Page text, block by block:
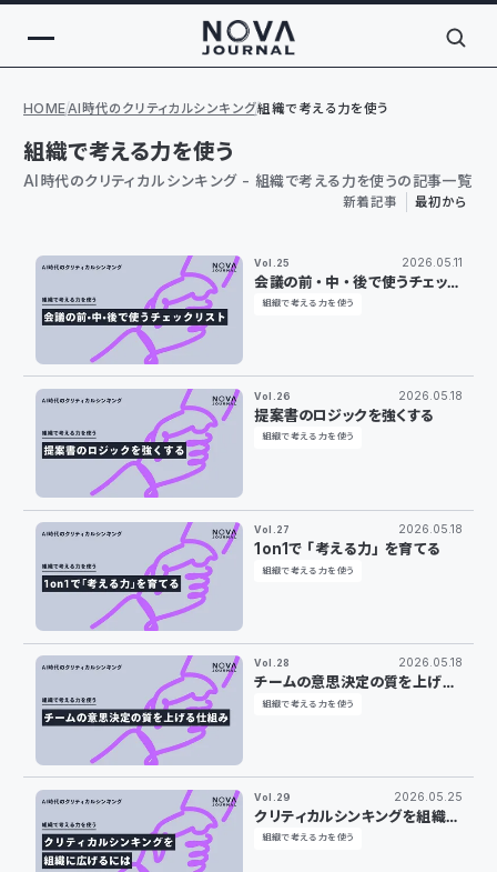
HOMEAI時代のクリティカルシンキング組織で考える力を使う
組織で考える力を使う
AI時代のクリティカルシンキング - 組織で考える力を使うの記事一覧
新着記事 最初から
Vol.25 2026.05.11
会議の前・中・後で使うチェック
リスト
組織で考える力を使う
Vol.26 2026.05.18
提案書のロジックを強くする
組織で考える力を使う
Vol.27 2026.05.18
1on1で「考える力」を育てる
組織で考える力を使う
Vol.28 2026.05.18
チームの意思決定の質を上げる
仕組み
組織で考える力を使う
Vol.29 2026.05.25
クリティカルシンキングを組織に
広げるには
組織で考える力を使う